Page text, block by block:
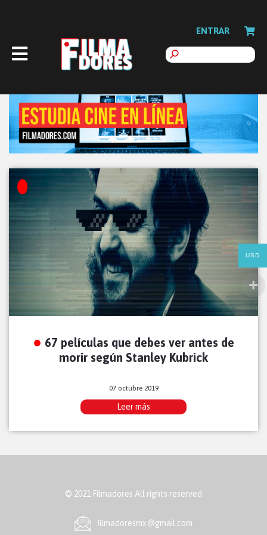
ENTRAR
67 películas que debes ver antes de
morir según Stanley Kubrick
07 octubre 2019
Leer más
© 2021 Filmadores All rights reserved
ﬁlmadoresmx@gmail.com
USD